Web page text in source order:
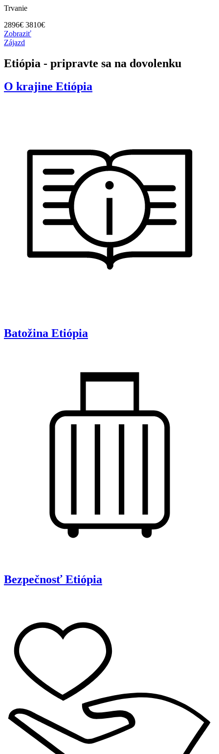
Trvanie
2896€ 3810€
Zobraziť
Zájazd
Etiópia - pripravte sa na dovolenku
O krajine Etiópia
Batožina Etiópia
Bezpečnosť Etiópia